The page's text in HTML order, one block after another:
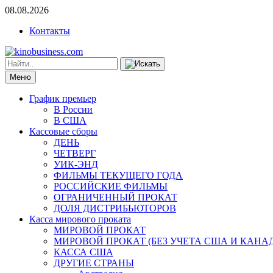
08.08.2026
Контакты
Меню
График премьер
В России
В США
Кассовые сборы
ДЕНЬ
ЧЕТВЕРГ
УИК-ЭНД
ФИЛЬМЫ ТЕКУЩЕГО ГОДА
РОССИЙСКИЕ ФИЛЬМЫ
ОГРАНИЧЕННЫЙ ПРОКАТ
ДОЛЯ ДИСТРИБЬЮТОРОВ
Касса мирового проката
МИРОВОЙ ПРОКАТ
МИРОВОЙ ПРОКАТ (БЕЗ УЧЕТА США И
КАССА США
ДРУГИЕ СТРАНЫ